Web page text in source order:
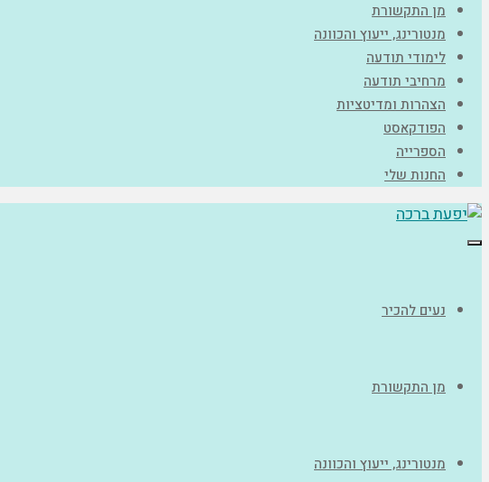
מן התקשורת
מנטורינג, ייעוץ והכוונה
לימודי תודעה
מרחיבי תודעה
הצהרות ומדיטציות
הפודקאסט
הספרייה
החנות שלי
תפריט
נעים להכיר
מן התקשורת
מנטורינג, ייעוץ והכוונה